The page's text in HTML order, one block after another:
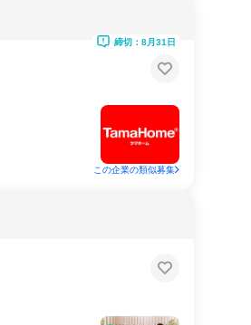
締切：8月31日
この企業の類似募集